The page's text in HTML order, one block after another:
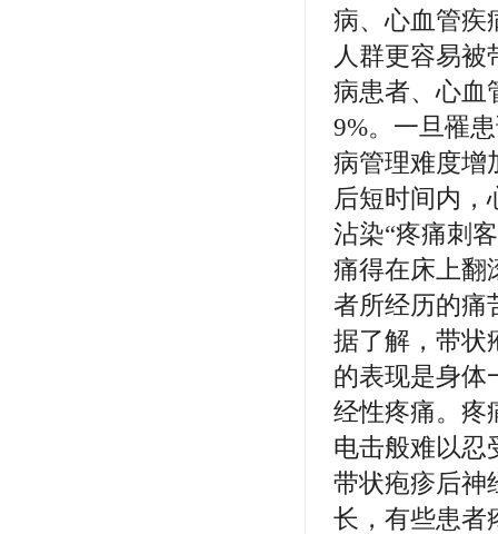
病、心血管疾
人群更容易
病患者、心血
9%。一旦罹
病管理难度增
后短时间内，
沾染“疼痛刺
痛得在床上
者所经历的痛
据了解，带状
的表现是身体
经性疼痛。疼
电击般难以忍
带状疱疹后神
长，有些患者